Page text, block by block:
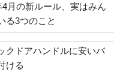
月の新ルール、実はみん
る3つのこと
クドアハンドルに安いバ
ける